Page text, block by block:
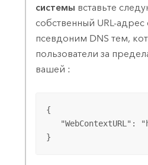
системы вставьте
собственный URL-
псевдоним DNS тем,
пользователи за
вашей :
{
"WebContextURL":
}